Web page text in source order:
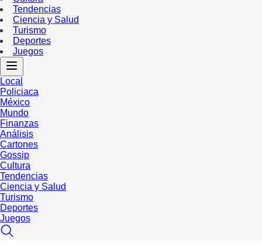
Tendencias
Ciencia y Salud
Turismo
Deportes
Juegos
Local
Policiaca
México
Mundo
Finanzas
Análisis
Cartones
Gossip
Cultura
Tendencias
Ciencia y Salud
Turismo
Deportes
Juegos